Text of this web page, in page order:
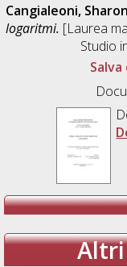
Cangialeoni, Sharon
logaritmi. [Laurea
Studio